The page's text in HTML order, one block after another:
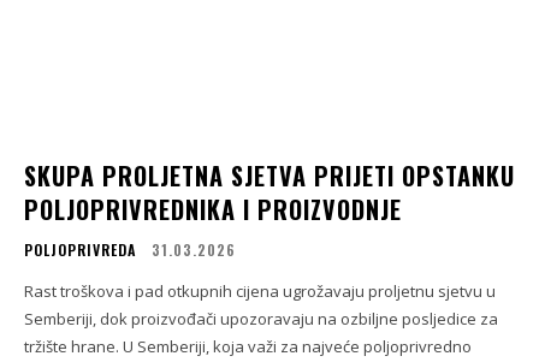
SKUPA PROLJETNA SJETVA PRIJETI OPSTANKU
POLJOPRIVREDNIKA I PROIZVODNJE
POLJOPRIVREDA 31.03.2026
Rast troškova i pad otkupnih cijena ugrožavaju proljetnu sjetvu u
Semberiji, dok proizvođači upozoravaju na ozbiljne posljedice za
tržište hrane. U Semberiji, koja važi za najveće poljoprivredno